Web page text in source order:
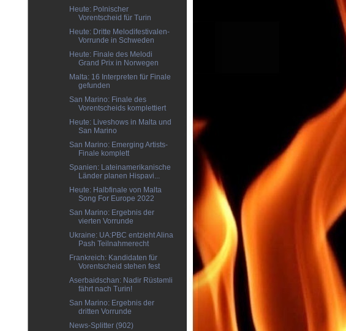
Heute: Polnischer
Vorentscheid für Turin
Heute: Dritte Melodifestivalen-
Vorrunde in Schweden
Heute: Finale des Melodi
Grand Prix in Norwegen
Malta: 16 Interpreten für Finale
gefunden
San Marino: Finale des
Vorentscheids komplettiert
Heute: Liveshows in Malta und
San Marino
San Marino: Emerging Artists-
Finale komplett
Spanien: Lateinamerikanische
Länder planen Hispavi...
Heute: Halbfinale von Malta
Song For Europe 2022
San Marino: Ergebnis der
vierten Vorrunde
Ukraine: UA:PBC entzieht Alina
Pash Teilnahmerecht
Frankreich: Kandidaten für
Vorentscheid stehen fest
Aserbaidschan: Nadir Rüstəmli
fährt nach Turin!
San Marino: Ergebnis der
dritten Vorrunde
News-Splitter (902)